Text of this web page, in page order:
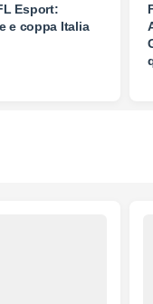
Esport:
e coppa Italia